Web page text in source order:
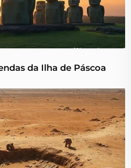
da Ilha de Páscoa